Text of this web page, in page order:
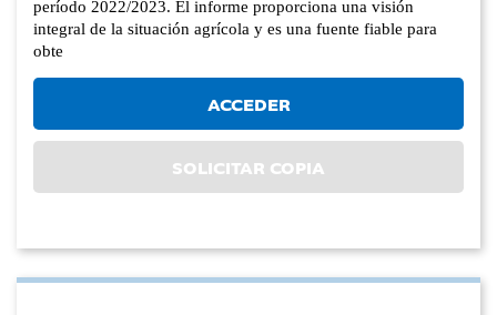
período 2022/2023. El informe proporciona una visión
integral de la situación agrícola y es una fuente fiable para
obte
ACCEDER
SOLICITAR COPIA